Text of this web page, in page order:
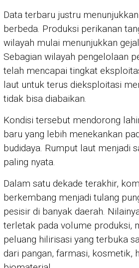
Data terbaru justru
berbeda. Produksi perikanan
wilayah mulai menunjukkan
Sebagian wilayah pengelolaan
telah mencapai tingkat
laut untuk terus dieksploitasi
tidak bisa diabaikan.
Kondisi tersebut mendorong
baru yang lebih menekankan
budidaya. Rumput laut menjadi
paling nyata.
Dalam satu dekade terakhir,
berkembang menjadi tulang
pesisir di banyak daerah.
terletak pada volume produksi,
peluang hilirisasi yang terbuka
dari pangan, farmasi, kosmetik,